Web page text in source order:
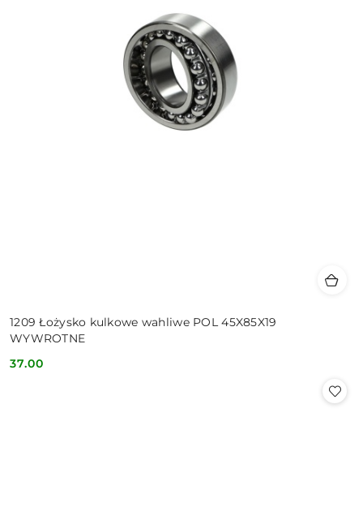
1209 Łożysko kulkowe wahliwe POL 45X85X19
WYWROTNE
Cena:
37.00